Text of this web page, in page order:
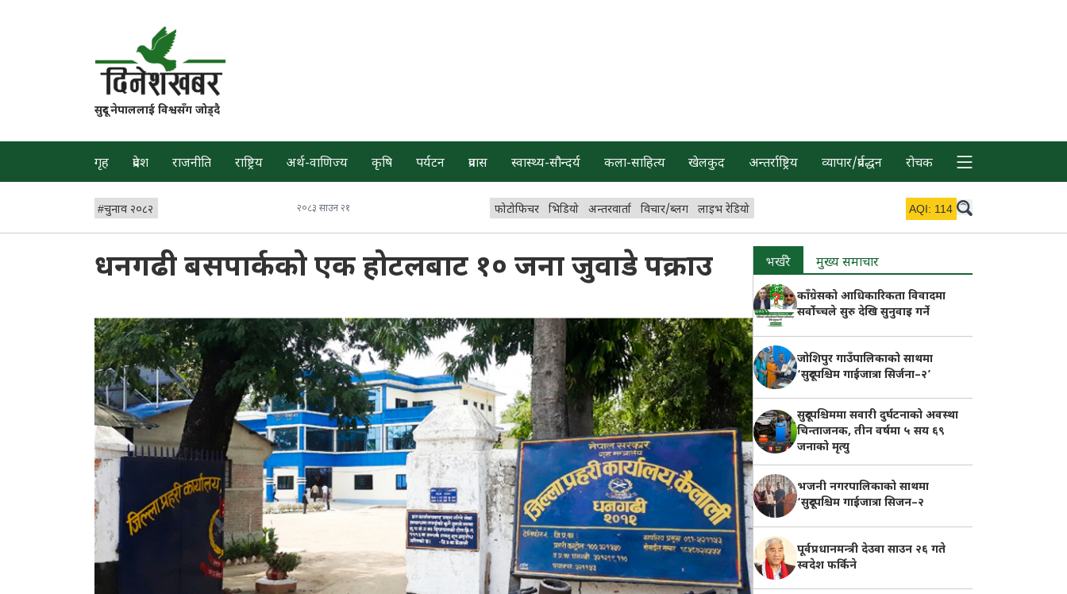
सुदूर नेपाललाई विश्वसँग जोड्दै
गृह प्रदेश राजनीति राष्ट्रिय अर्थ-वाणिज्य कृषि पर्यटन प्रवास स्वास्थ्य-सौन्दर्य कला-साहित्य खेलकुद अन्तर्राष्ट्रिय व्यापार/प्रर्वद्धन रोचक
#चुनाव २०८२ २०८३ साउन २१ फोटोफिचर भिडियो अन्तरवार्ता विचार/ब्लग लाइभ रेडियो AQI: 114
धनगढी बसपार्कको एक होटलबाट १० जना जुवाडे पक्राउ भर्खरै मुख्य समाचार
काँग्रेसको आधिकारिकता विवादमा
सर्वोच्चले सुरु देखि सुनुवाइ गर्ने
जोशिपुर गाउँपालिकाको साथमा
‘सुदूरपश्चिम गाईजात्रा सिर्जना–२’
सुदूरपश्चिममा सवारी दुर्घटनाको अवस्था
चिन्ताजनक, तीन वर्षमा ५ सय ६९
जनाको मृत्यु
भजनी नगरपालिकाको साथमा
‘सुदूरपश्चिम गाईजात्रा सिजन–२
पूर्वप्रधानमन्त्री देउवा साउन २६ गते
स्वदेश फर्किने